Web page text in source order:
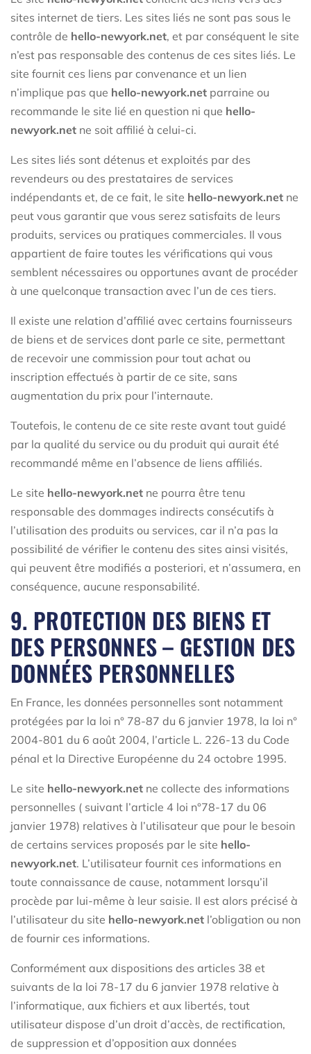
sites internet de tiers. Les sites liés ne sont pas sous le
contrôle de hello-newyork.net, et par conséquent le site
n’est pas responsable des contenus de ces sites liés. Le
site fournit ces liens par convenance et un lien
n’implique pas que hello-newyork.net parraine ou
recommande le site lié en question ni que hello-
newyork.net ne soit affilié à celui-ci.
Les sites liés sont détenus et exploités par des
revendeurs ou des prestataires de services
indépendants et, de ce fait, le site hello-newyork.net ne
peut vous garantir que vous serez satisfaits de leurs
produits, services ou pratiques commerciales. Il vous
appartient de faire toutes les vérifications qui vous
semblent nécessaires ou opportunes avant de procéder
à une quelconque transaction avec l’un de ces tiers.
Il existe une relation d’affilié avec certains fournisseurs
de biens et de services dont parle ce site, permettant
de recevoir une commission pour tout achat ou
inscription effectués à partir de ce site, sans
augmentation du prix pour l’internaute.
Toutefois, le contenu de ce site reste avant tout guidé
par la qualité du service ou du produit qui aurait été
recommandé même en l’absence de liens affiliés.
Le site hello-newyork.net ne pourra être tenu
responsable des dommages indirects consécutifs à
l’utilisation des produits ou services, car il n’a pas la
possibilité de vérifier le contenu des sites ainsi visités,
qui peuvent être modifiés a posteriori, et n’assumera, en
conséquence, aucune responsabilité.
9. PROTECTION DES BIENS ET
DES PERSONNES – GESTION DES
DONNÉES PERSONNELLES
En France, les données personnelles sont notamment
protégées par la loi n° 78-87 du 6 janvier 1978, la loi n°
2004-801 du 6 août 2004, l’article L. 226-13 du Code
pénal et la Directive Européenne du 24 octobre 1995.
Le site hello-newyork.net ne collecte des informations
personnelles ( suivant l’article 4 loi n°78-17 du 06
janvier 1978) relatives à l’utilisateur que pour le besoin
de certains services proposés par le site hello-
newyork.net. L’utilisateur fournit ces informations en
toute connaissance de cause, notamment lorsqu’il
procède par lui-même à leur saisie. Il est alors précisé à
l’utilisateur du site hello-newyork.net l’obligation ou non
de fournir ces informations.
Conformément aux dispositions des articles 38 et
suivants de la loi 78-17 du 6 janvier 1978 relative à
l’informatique, aux fichiers et aux libertés, tout
utilisateur dispose d’un droit d’accès, de rectification,
de suppression et d’opposition aux données